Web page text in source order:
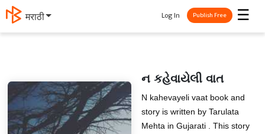
मराठी ☰
Log In Publish Free
ન કહેવાયેલી વાત
N kahevayeli vaat book and
story is written by Tarulata
Mehta in Gujarati . This story